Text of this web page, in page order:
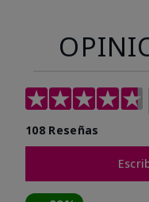
108 Reseñas